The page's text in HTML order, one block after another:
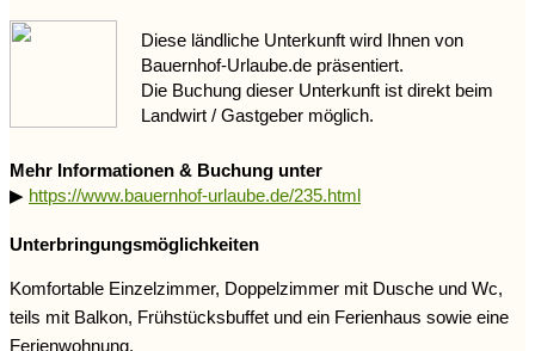
Diese ländliche Unterkunft wird Ihnen von
Bauernhof-Urlaube.de präsentiert.
Die Buchung dieser Unterkunft ist direkt beim
Landwirt / Gastgeber möglich.
Mehr Informationen & Buchung unter
▶ https://www.bauernhof-urlaube.de/235.html
Unterbringungsmöglichkeiten
Komfortable Einzelzimmer, Doppelzimmer mit Dusche und Wc,
teils mit Balkon, Frühstücksbuffet und ein Ferienhaus sowie eine
Ferienwohnung.